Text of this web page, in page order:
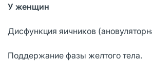
У женщин
Дисфункция яичников
Поддержание фазы желтого тела.